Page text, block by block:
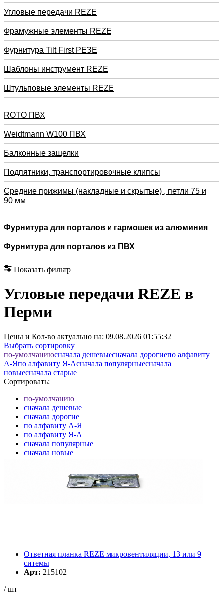
Угловые передачи REZE
Фрамужные элементы REZE
Фурнитура Tilt First РЕЗЕ
Шаблоны инструмент REZE
Штульповые элементы REZE
RОTO ПВХ
Weidtmann W100 ПВХ
Балконные защелки
Подпятники, транспортировочные клипсы
Средние прижимы (накладные и скрытые) , петли 75 и
90 мм
Фурнитура для порталов и гармошек из алюминия
Фурнитура для порталов из ПВХ
Показать фильтр
Угловые передачи REZE в
Перми
Цены и Кол-во актуально на: 09.08.2026 01:55:32
Выбрать сортировку
по-умолчаниюcначала дешевыеcначала дорогиепо алфавиту
А-Япо алфавиту Я-Аcначала популярныеcначала
новыеcначала старые
Сортировать:
по-умолчанию
cначала дешевые
cначала дорогие
по алфавиту А-Я
по алфавиту Я-А
cначала популярные
cначала новые
Элементов на страницу
Ответная планка REZE микровентиляции, 13 или 9
ситемы
Арт: 215102
/ шт